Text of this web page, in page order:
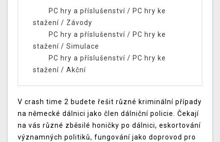
PC hry a příslušenství/ PC hry ke
stažení / Závody
PC hry a příslušenství/ PC hry ke
stažení / Simulace
PC hry a příslušenství/ PC hry ke
stažení / Akční
V crash time 2 budete řešit různé kriminální případy
na německé dálnici jako člen dálniční policie. Čekají
na vás různé zběsilé honičky po dálnici, eskortování
významných politiků, fungování jako doprovod pro